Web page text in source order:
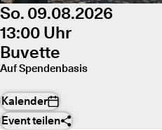
So. 09.08.2026
13:00 Uhr
Buvette
Auf Spendenbasis
Kalender
Event teilen